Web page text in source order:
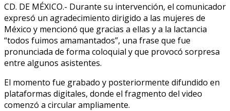
CD. DE MÉXICO.- Durante su intervención, el comunicador
expresó un agradecimiento dirigido a las mujeres de
México y mencionó que gracias a ellas y a la lactancia
“todos fuimos amamantados”, una frase que fue
pronunciada de forma coloquial y que provocó sorpresa
entre algunos asistentes.
El momento fue grabado y posteriormente difundido en
plataformas digitales, donde el fragmento del video
comenzó a circular ampliamente.